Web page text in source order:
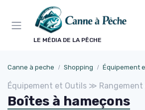
LE MÉDIA DE LA PÊCHE
Canne à peche Shopping Équipement
Équipement et Outils ≫
Boîtes à hameçons
Panneau de gestion des cookies